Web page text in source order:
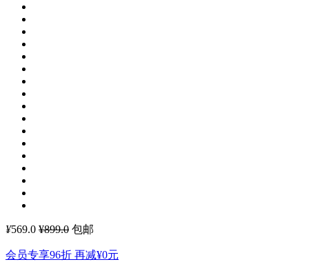
¥569.0 ¥899.0 包邮
会员专享96折 再减¥0元